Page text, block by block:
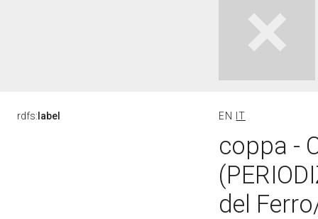
rdfs: label EN IT
coppa -
del